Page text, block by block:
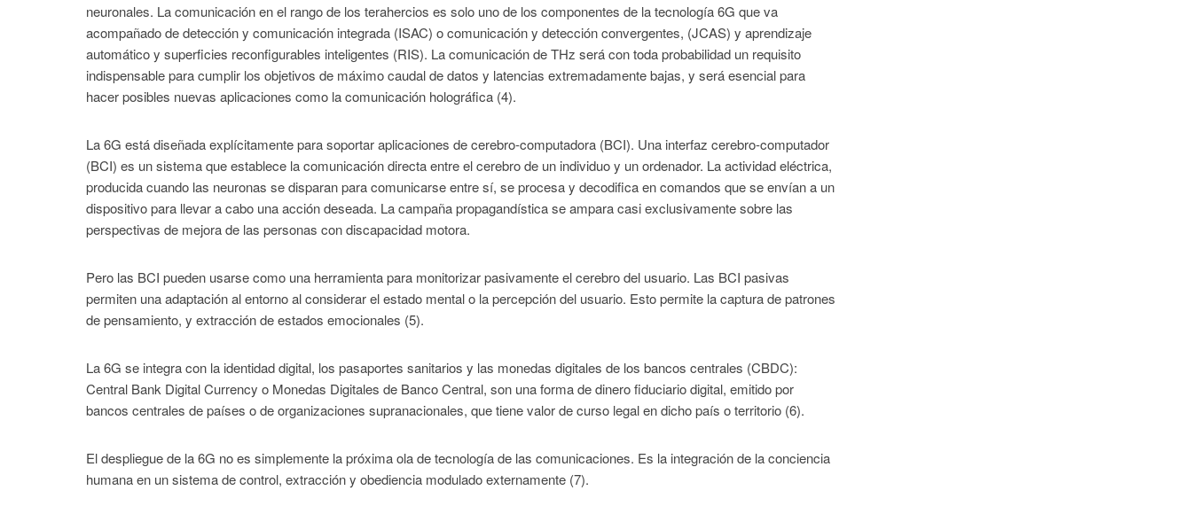
neuronales. La comunicación en el rango de los terahercios es solo uno de los componentes de la tecnología 6G que va
acompañado de detección y comunicación integrada (ISAC) o comunicación y detección convergentes, (JCAS) y aprendizaje
automático y superficies reconfigurables inteligentes (RIS). La comunicación de THz será con toda probabilidad un requisito
indispensable para cumplir los objetivos de máximo caudal de datos y latencias extremadamente bajas, y será esencial para
hacer posibles nuevas aplicaciones como la comunicación holográfica (4).
La 6G está diseñada explícitamente para soportar aplicaciones de cerebro-computadora (BCI). Una interfaz cerebro-computador
(BCI) es un sistema que establece la comunicación directa entre el cerebro de un individuo y un ordenador. La actividad eléctrica,
producida cuando las neuronas se disparan para comunicarse entre sí, se procesa y decodifica en comandos que se envían a un
dispositivo para llevar a cabo una acción deseada. La campaña propagandística se ampara casi exclusivamente sobre las
perspectivas de mejora de las personas con discapacidad motora.
Pero las BCI pueden usarse como una herramienta para monitorizar pasivamente el cerebro del usuario. Las BCI pasivas
permiten una adaptación al entorno al considerar el estado mental o la percepción del usuario. Esto permite la captura de patrones
de pensamiento, y extracción de estados emocionales (5).
La 6G se integra con la identidad digital, los pasaportes sanitarios y las monedas digitales de los bancos centrales (CBDC):
Central Bank Digital Currency o Monedas Digitales de Banco Central, son una forma de dinero fiduciario digital, emitido por
bancos centrales de países o de organizaciones supranacionales, que tiene valor de curso legal en dicho país o territorio (6).
El despliegue de la 6G no es simplemente la próxima ola de tecnología de las comunicaciones. Es la integración de la conciencia
humana en un sistema de control, extracción y obediencia modulado externamente (7).